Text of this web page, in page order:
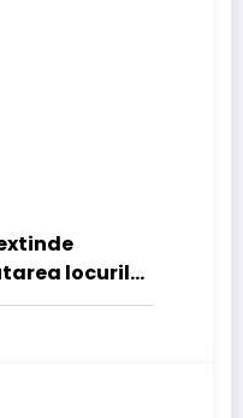
locurilor
de camion